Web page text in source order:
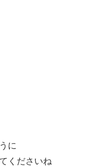
に
くださいね